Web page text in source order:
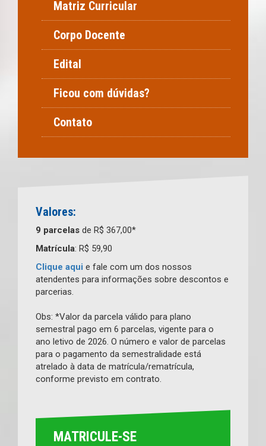
Matriz Curricular
Corpo Docente
Edital
Ficou com dúvidas?
Contato
Valores:
9 parcelas de R$ 367,00*
Matrícula: R$ 59,90
Clique aqui e fale com um dos nossos
atendentes para informações sobre descontos e
parcerias.
Obs: *Valor da parcela válido para plano
semestral pago em 6 parcelas, vigente para o
ano letivo de 2026. O número e valor de parcelas
para o pagamento da semestralidade está
atrelado à data de matrícula/rematrícula,
conforme previsto em contrato.
MATRICULE-SE